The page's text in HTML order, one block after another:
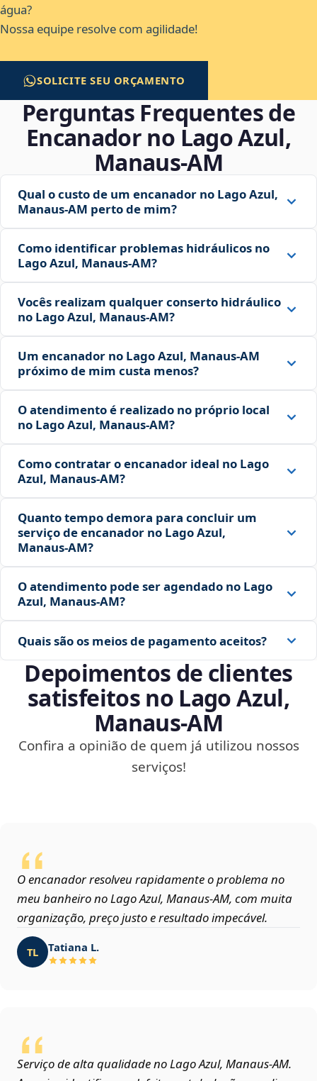
água?
Nossa equipe resolve com agilidade!
SOLICITE SEU ORÇAMENTO
Perguntas Frequentes de
Encanador no Lago Azul,
Manaus‑AM
Qual o custo de um encanador no Lago Azul,
Manaus‑AM perto de mim?
Como identificar problemas hidráulicos no
Lago Azul, Manaus‑AM?
Vocês realizam qualquer conserto hidráulico
no Lago Azul, Manaus‑AM?
Um encanador no Lago Azul, Manaus‑AM
próximo de mim custa menos?
O atendimento é realizado no próprio local
no Lago Azul, Manaus‑AM?
Como contratar o encanador ideal no Lago
Azul, Manaus‑AM?
Quanto tempo demora para concluir um
serviço de encanador no Lago Azul,
Manaus‑AM?
O atendimento pode ser agendado no Lago
Azul, Manaus‑AM?
Quais são os meios de pagamento aceitos?
Depoimentos de clientes
satisfeitos no Lago Azul,
Manaus‑AM
Confira a opinião de quem já utilizou nossos
serviços!
O encanador resolveu rapidamente o problema no
meu banheiro no Lago Azul, Manaus‑AM, com muita
organização, preço justo e resultado impecável.
TL Tatiana L.
Serviço de alta qualidade no Lago Azul, Manaus‑AM.